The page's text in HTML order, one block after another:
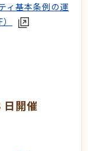
ィ基本条例の運
日開催